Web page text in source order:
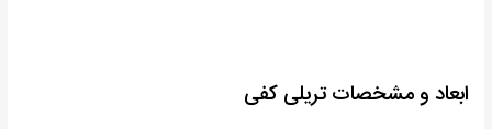
ابعاد و مشخصات تریلی کفی